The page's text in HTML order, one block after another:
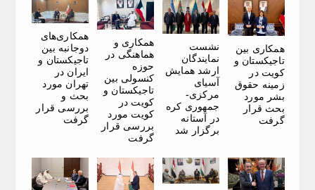
همکاری بین
تاجیکستان و
کویت در
زمینه حقوق
بشر مورد
بحث قرار
گرفت
نشست
نمایندگان
ارشد همایش
آسیای
مرکزی-
جمهوری کره
در آستانه
برگزار شد
همکاری و
هماهنگی در
حوزه
کنسولی بین
تاجیکستان و
کویت در
کویت مورد
بررسی قرار
گرفت
همکاری‌های
دوجانبه بین
تاجیکستان و
ایران در
تهران مورد
بحث و
بررسی قرار
گرفت